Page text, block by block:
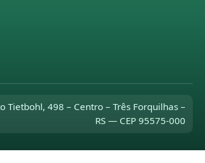
Tietbohl, 498 – Centro – Três Forquilhas –
RS — CEP 95575-000